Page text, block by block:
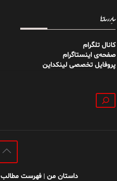
سایر رسانه‌ها
کانال تلگرام
صفحه‌ی اینستاگرام
پروفایل تخصصی لینکداین
جستجو
داستان من |فهرست مطالب